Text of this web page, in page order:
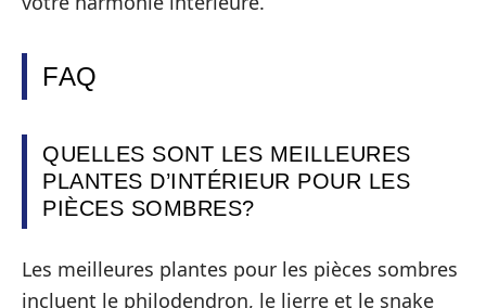
FAQ
QUELLES SONT LES MEILLEURES
PLANTES D’INTÉRIEUR POUR LES
PIÈCES SOMBRES?
Les meilleures plantes pour les pièces sombres
incluent le philodendron, le lierre et le snake